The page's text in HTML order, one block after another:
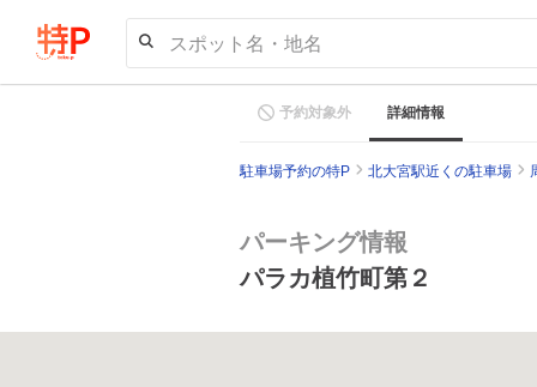
スポット名・地名
予約対象外 詳細情報
駐車場予約の特P 北大宮駅近くの駐車場
パーキング情報
パラカ植竹町第２